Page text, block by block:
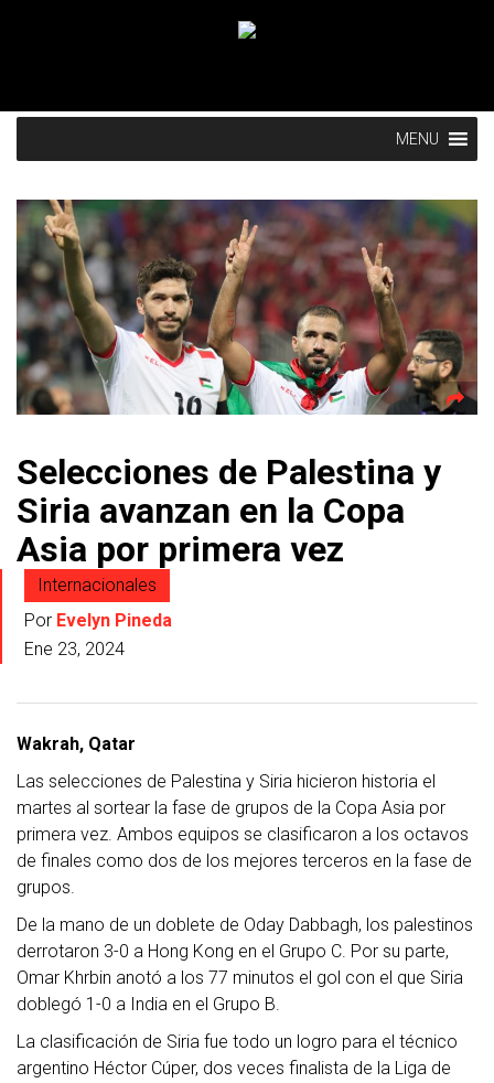
MENU
Selecciones de Palestina y
Siria avanzan en la Copa
Asia por primera vez
Internacionales
Por Evelyn Pineda
Ene 23, 2024
Wakrah, Qatar
Las selecciones de Palestina y Siria hicieron historia el
martes al sortear la fase de grupos de la Copa Asia por
primera vez. Ambos equipos se clasificaron a los octavos
de finales como dos de los mejores terceros en la fase de
grupos.
De la mano de un doblete de Oday Dabbagh, los palestinos
derrotaron 3-0 a Hong Kong en el Grupo C. Por su parte,
Omar Khrbin anotó a los 77 minutos el gol con el que Siria
doblegó 1-0 a India en el Grupo B.
La clasificación de Siria fue todo un logro para el técnico
argentino Héctor Cúper, dos veces finalista de la Liga de